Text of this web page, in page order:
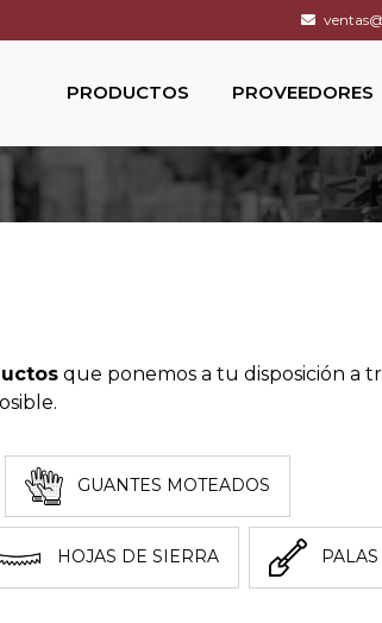
PRODUCTOS PROVEEDORES
que ponemos a tu disposición a
GUANTES MOTEADOS
HOJAS DE SIERRA PALAS